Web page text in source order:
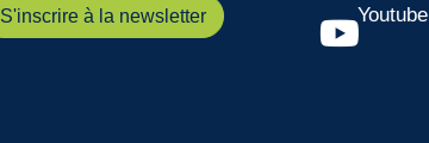
S'inscrire à la newsletter Youtube